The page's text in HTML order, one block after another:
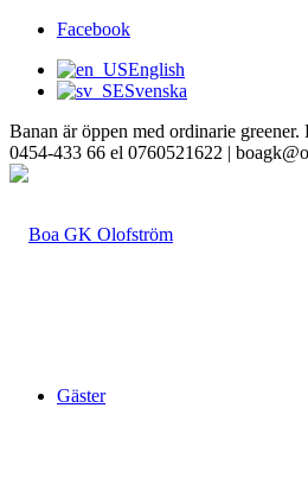
Facebook
English
Svenska
Banan är öppen med ordinarie
0454-433 66 el 0760521622 |
Gäster